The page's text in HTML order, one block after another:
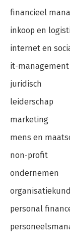
financieel
inkoop en
internet en
it-
juridisch
leiderschap
marketing
mens en
non-profit
ondernemen
personal